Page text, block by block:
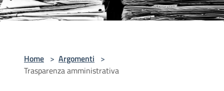
Home > Argomenti >
Trasparenza amministrativa